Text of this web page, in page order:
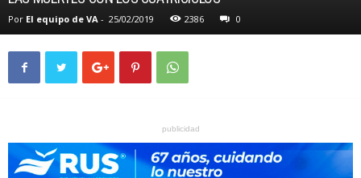
Por El equipo de VA - 25/02/2019 2386 0
publicidad